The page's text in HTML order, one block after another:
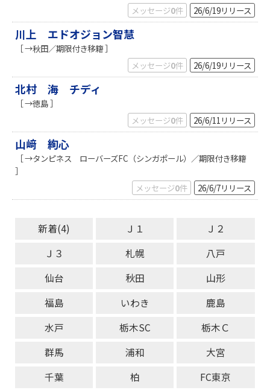
メッセージ0件 26/6/19リリース
川上 エドオジョン智慧
［ →秋田／期限付き移籍 ］
メッセージ0件 26/6/19リリース
北村 海 チディ
［ →徳島 ］
メッセージ0件 26/6/11 リリース
山﨑 絢心
［ →タンピネス ローバーズFC（シンガポール）／期限付き移籍
］
メッセージ0件 26/6/7リリース
新着(4) Ｊ１
Ｊ２
Ｊ３
札幌
八戸
仙台
秋田
山形
福島
いわき
鹿島
水戸
栃木SC
栃木Ｃ
群馬
浦和
大宮
千葉
柏
FC東京